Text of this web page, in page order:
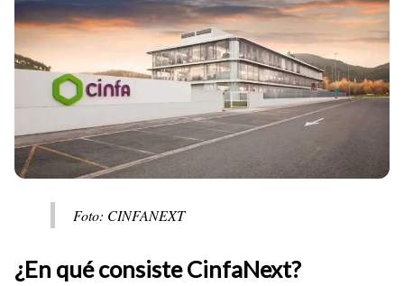
Foto: CINFANEXT
¿En qué consiste CinfaNext?